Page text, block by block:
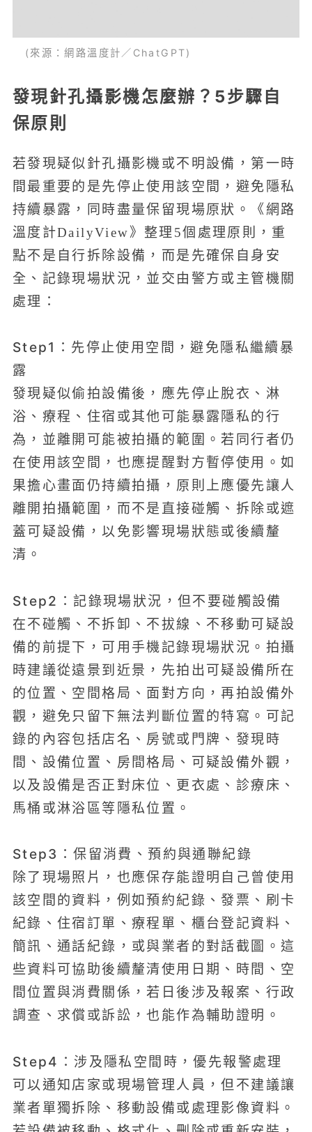
(來源：網路溫度計／ChatGPT)
發現針孔攝影機怎麼辦？5步驟自
保原則
若發現疑似針孔攝影機或不明設備，第一時
間最重要的是先停止使用該空間，避免隱私
持續暴露，同時盡量保留現場原狀。《網路
溫度計DailyView》整理5個處理原則，重
點不是自行拆除設備，而是先確保自身安
全、記錄現場狀況，並交由警方或主管機關
處理：
Step1：先停止使用空間，避免隱私繼續暴
露
發現疑似偷拍設備後，應先停止脫衣、淋
浴、療程、住宿或其他可能暴露隱私的行
為，並離開可能被拍攝的範圍。若同行者仍
在使用該空間，也應提醒對方暫停使用。如
果擔心畫面仍持續拍攝，原則上應優先讓人
離開拍攝範圍，而不是直接碰觸、拆除或遮
蓋可疑設備，以免影響現場狀態或後續釐
清。
Step2：記錄現場狀況，但不要碰觸設備
在不碰觸、不拆卸、不拔線、不移動可疑設
備的前提下，可用手機記錄現場狀況。拍攝
時建議從遠景到近景，先拍出可疑設備所在
的位置、空間格局、面對方向，再拍設備外
觀，避免只留下無法判斷位置的特寫。可記
錄的內容包括店名、房號或門牌、發現時
間、設備位置、房間格局、可疑設備外觀，
以及設備是否正對床位、更衣處、診療床、
馬桶或淋浴區等隱私位置。
Step3：保留消費、預約與通聯紀錄
除了現場照片，也應保存能證明自己曾使用
該空間的資料，例如預約紀錄、發票、刷卡
紀錄、住宿訂單、療程單、櫃台登記資料、
簡訊、通話紀錄，或與業者的對話截圖。這
些資料可協助後續釐清使用日期、時間、空
間位置與消費關係，若日後涉及報案、行政
調查、求償或訴訟，也能作為輔助證明。
Step4：涉及隱私空間時，優先報警處理
可以通知店家或現場管理人員，但不建議讓
業者單獨拆除、移動設備或處理影像資料。